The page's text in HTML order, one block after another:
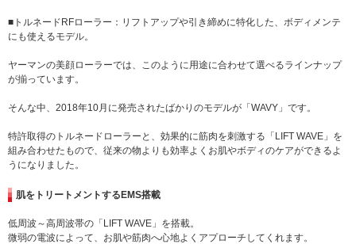
■トルネードRFローラー：リフトアップや引き締めに特化した、ボディメンテ
にも使えるモデル。
ヤーマンの美顔ローラーでは、このように用途に合わせて選べるラインナップ
が揃っています。
そんな中、2018年10月に発売されたばかりのモデルが「WAVY」です。
特許取得のトルネードローラーと、効果的に筋肉を刺激する「LIFT WAVE」を
組み合わせたもので、従来の物よりも効率よくお肌やボディのケアができるよ
うになりました。
肌をトリートメントするEMS搭載
低周波～高周波帯の「LIFT WAVE」を搭載。
微弱の電波によって、お肌や筋肉へ心地よくアプローチしてくれます。